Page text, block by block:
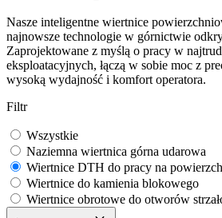
Nasze inteligentne wiertnice
najnowsze technologie w górnictwie
Zaprojektowane z myślą o pracy w
eksploatacyjnych, łączą w sobie moc z
wysoką wydajność i komfort operatora.
Filtr
Wszystkie
Naziemna wiertnica górna udarowa
Wiertnice DTH do pracy na
Wiertnice do kamienia blokowego
Wiertnice obrotowe do otworów